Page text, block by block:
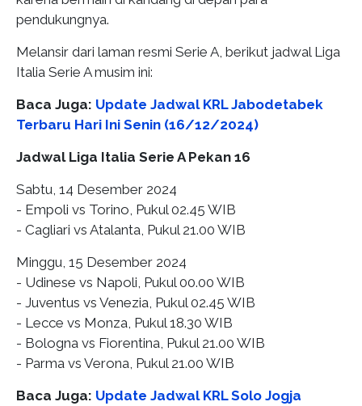
pendukungnya.
Melansir dari laman resmi Serie A, berikut jadwal Liga
Italia Serie A musim ini:
Baca Juga: Update Jadwal KRL Jabodetabek
Terbaru Hari Ini Senin (16/12/2024)
Jadwal Liga Italia Serie A Pekan 16
Sabtu, 14 Desember 2024
- Empoli vs Torino, Pukul 02.45 WIB
- Cagliari vs Atalanta, Pukul 21.00 WIB
Minggu, 15 Desember 2024
- Udinese vs Napoli, Pukul 00.00 WIB
- Juventus vs Venezia, Pukul 02.45 WIB
- Lecce vs Monza, Pukul 18.30 WIB
- Bologna vs Fiorentina, Pukul 21.00 WIB
- Parma vs Verona, Pukul 21.00 WIB
Baca Juga: Update Jadwal KRL Solo Jogja